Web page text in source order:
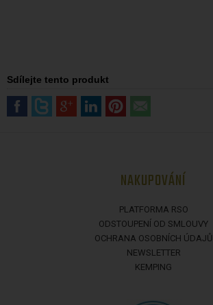
Sdílejte tento produkt
NAKUPOVÁNÍ
PLATFORMA RSO
ODSTOUPENÍ OD SMLOUVY
OCHRANA OSOBNÍCH ÚDAJŮ
NEWSLETTER
KEMPING